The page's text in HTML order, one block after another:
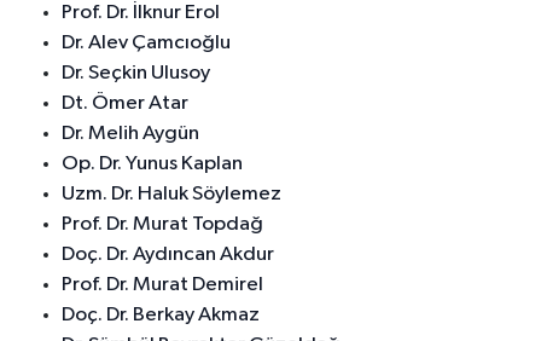
Prof. Dr. İlknur Erol
Dr. Alev Çamcıoğlu
Dr. Seçkin Ulusoy
Dt. Ömer Atar
Dr. Melih Aygün
Op. Dr. Yunus Kaplan
Uzm. Dr. Haluk Söylemez
Prof. Dr. Murat Topdağ
Doç. Dr. Aydıncan Akdur
Prof. Dr. Murat Demirel
Doç. Dr. Berkay Akmaz